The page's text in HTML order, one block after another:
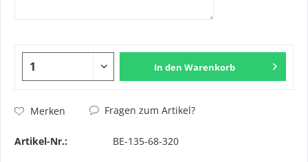
In den Warenkorb
Merken Fragen zum Artikel?
Artikel-Nr.: BE-135-68-320